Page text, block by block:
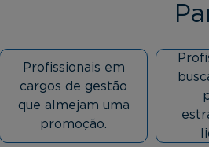
Profissionais em
cargos de gestão
que almejam uma
promoção.